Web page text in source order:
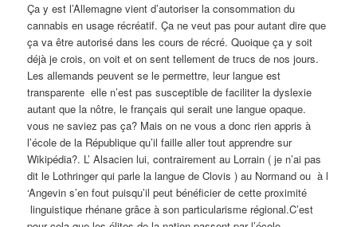
Ça y est l’Allemagne vient d’autoriser la consommation du
cannabis en usage récréatif. Ça ne veut pas pour autant dire que
ça va être autorisé dans les cours de récré. Quoique ça y soit
déjà je crois, on voit et on sent tellement de trucs de nos jours.
Les allemands peuvent se le permettre, leur langue est
transparente elle n’est pas susceptible de faciliter la dyslexie
autant que la nôtre, le français qui serait une langue opaque.
vous ne saviez pas ça? Mais on ne vous a donc rien appris à
l’école de la République qu’il faille aller tout apprendre sur
Wikipédia?. L’ Alsacien lui, contrairement au Lorrain ( je n’ai pas
dit le Lothringer qui parle la langue de Clovis ) au Normand ou à l
‘Angevin s’en fout puisqu’il peut bénéficier de cette proximité
linguistique rhénane grâce à son particularisme régional.C’est